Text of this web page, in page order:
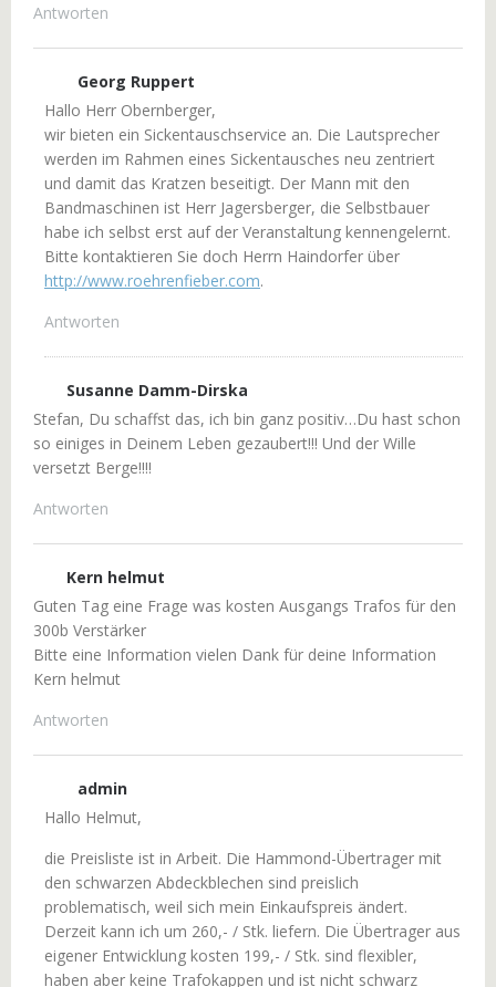
Antworten
Georg Ruppert
Hallo Herr Obernberger,
wir bieten ein Sickentauschservice an. Die Lautsprecher
werden im Rahmen eines Sickentausches neu zentriert
und damit das Kratzen beseitigt. Der Mann mit den
Bandmaschinen ist Herr Jagersberger, die Selbstbauer
habe ich selbst erst auf der Veranstaltung kennengelernt.
Bitte kontaktieren Sie doch Herrn Haindorfer über
http://www.roehrenfieber.com.
Antworten
Susanne Damm-Dirska
Stefan, Du schaffst das, ich bin ganz positiv…Du hast schon
so einiges in Deinem Leben gezaubert!!! Und der Wille
versetzt Berge!!!!
Antworten
Kern helmut
Guten Tag eine Frage was kosten Ausgangs Trafos für den
300b Verstärker
Bitte eine Information vielen Dank für deine Information
Kern helmut
Antworten
admin
Hallo Helmut,
die Preisliste ist in Arbeit. Die Hammond-Übertrager mit
den schwarzen Abdeckblechen sind preislich
problematisch, weil sich mein Einkaufspreis ändert.
Derzeit kann ich um 260,- / Stk. liefern. Die Übertrager aus
eigener Entwicklung kosten 199,- / Stk. sind flexibler,
haben aber keine Trafokappen und ist nicht schwarz